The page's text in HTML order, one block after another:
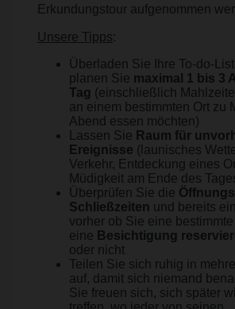
Erkundungstour aufgenommen
Unsere Tipps:
Überladen Sie Ihre To-do-
planen Sie maximal 1 bis 3
Tag (einschließlich
an einem bestimmten Ort zu
Abend essen möchten)
Lassen Sie Raum für
Ereignisse (launisches
Verkehr, Entdeckung eines
Müdigkeit am Ende des
Überprüfen Sie die
Schließzeiten und bereits
vorher ob Sie eine
eine Besichtigung
oder nicht
Teilen Sie sich ruhig in
auf, damit sich niemand
Sie freuen sich, sich später